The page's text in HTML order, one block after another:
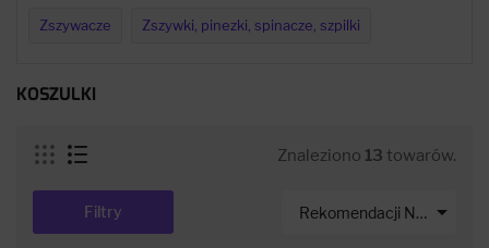
Zszywacze Zszywki, pinezki, spinacze, szpilki
KOSZULKI
Znaleziono 13 towarów.
Rekomendacji Net-s 
Filtry